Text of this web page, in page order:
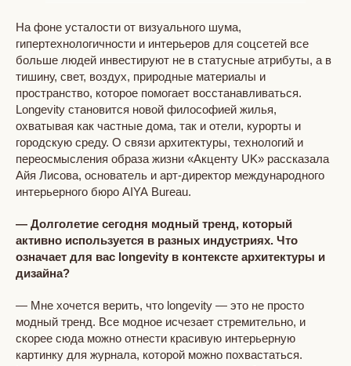
На фоне усталости от визуального шума,
гипертехнологичности и интерьеров для соцсетей все
больше людей инвестируют не в статусные атрибуты, а в
тишину, свет, воздух, природные материалы и
пространство, которое помогает восстанавливаться.
Longevity становится новой философией жилья,
охватывая как частные дома, так и отели, курорты и
городскую среду. О связи архитектуры, технологий и
переосмысления образа жизни «Акценту UK» рассказала
Айя Лисова, основатель и арт-директор международного
интерьерного бюро AIYA Bureau.
— Долголетие сегодня модный тренд, который
активно используется в разных индустриях. Что
означает для вас longevity в контексте архитектуры и
дизайна?
— Мне хочется верить, что longevity — это не просто
модный тренд. Все модное исчезает стремительно, и
скорее сюда можно отнести красивую интерьерную
картинку для журнала, которой можно похвастаться.